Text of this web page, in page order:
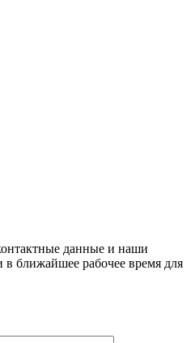
данные и наши
ближайшее рабочее время для